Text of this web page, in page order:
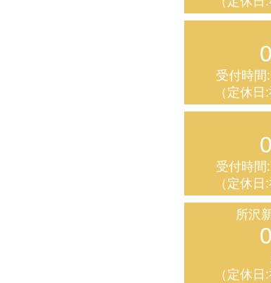
受付時間
（定休
受付時間
（定休
所沢
（定休